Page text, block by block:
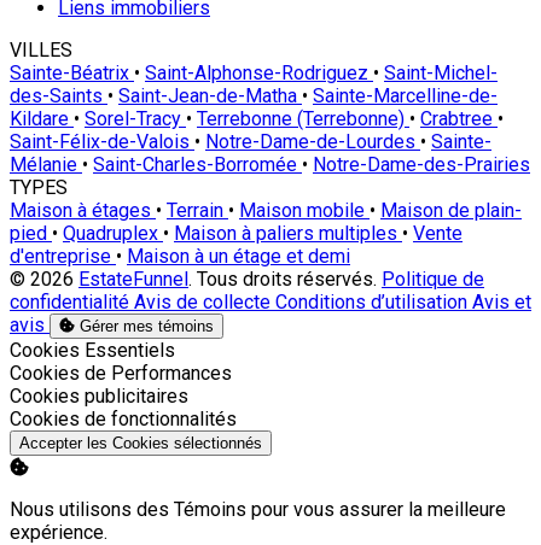
Liens immobiliers
VILLES
Sainte-Béatrix • Saint-Alphonse-Rodriguez • Saint-Michel-
des-Saints • Saint-Jean-de-Matha • Sainte-Marcelline-de-
Kildare • Sorel-Tracy • Terrebonne (Terrebonne) • Crabtree •
Saint-Félix-de-Valois • Notre-Dame-de-Lourdes • Sainte-
Mélanie • Saint-Charles-Borromée • Notre-Dame-des-Prairies
TYPES
Maison à étages • Terrain • Maison mobile • Maison de plain-
pied • Quadruplex • Maison à paliers multiples • Vente
d'entreprise • Maison à un étage et demi
© 2026 EstateFunnel. Tous droits réservés. Politique de
confidentialité Avis de collecte Conditions d’utilisation Avis et
avis
Gérer mes témoins
Activer
Cookies Essentiels
Activer
Cookies de Performances
Activer
Cookies publicitaires
Activer
Cookies de fonctionnalités
Accepter les Cookies sélectionnés
Nous utilisons des Témoins pour vous assurer la meilleure
expérience.